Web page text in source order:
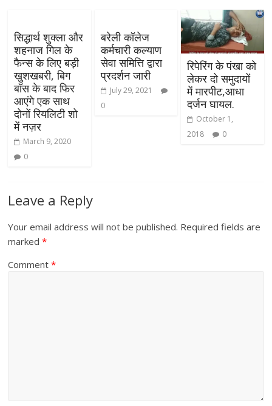
सिद्धार्थ शुक्ला और
शहनाज गिल के
फैन्स के लिए बड़ी
खुशखबरी, बिग
बॉस के बाद फिर
आएंगे एक साथ
दोनों रियलिटी शो
में नज़र
March 9, 2020
0
बरेली कॉलेज
कर्मचारी कल्याण
सेवा समित्ति द्वारा
प्रदर्शन जारी
July 29, 2021
0
रिपेरिंग के पंखा को
लेकर दो समुदायों
में मारपीट,आधा
दर्जन घायल.
October 1,
2018
0
Leave a Reply
Your email address will not be published. Required fields are
marked*
Comment*